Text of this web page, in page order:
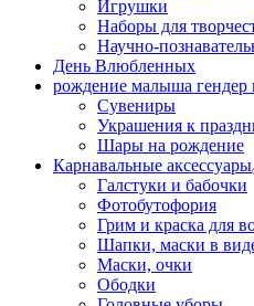
Игрушки
Наборы для
Научно-
День Влюбленных
рождение малыша гендер
Сувениры
Украшения к
Шары на рождение
Карнавальные аксессуары
Галстуки и бабочки
Фотобутофория
Грим и краска для
Шапки, маски в
Маски, очки
Ободки